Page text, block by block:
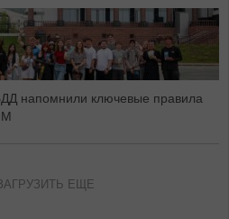
напомнили ключевые правила
ЕЩЕ